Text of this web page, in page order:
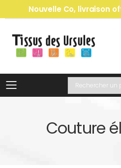
Nouvelle Co, livraison
Toggle mobile
Recherche
Couture